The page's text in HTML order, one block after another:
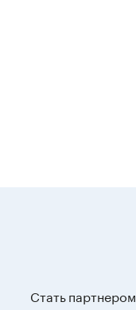
Стать партнером